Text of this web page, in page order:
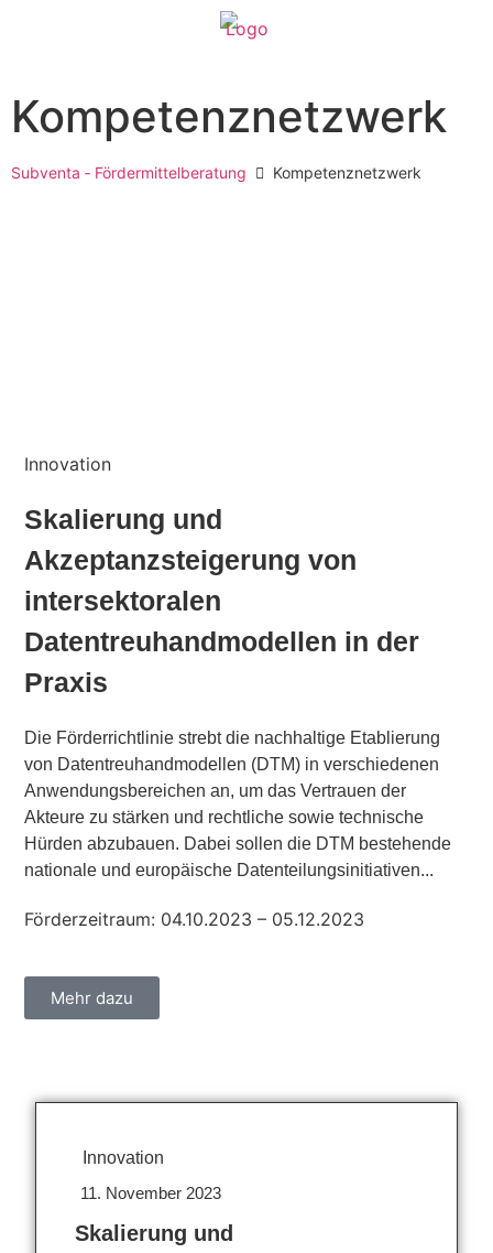
Kompetenznetzwerk
Subventa ‐ Fördermittelberatung Kompetenznetzwerk
Innovation
Skalierung und
Akzeptanzsteigerung von
intersektoralen
Datentreuhandmodellen in der
Praxis
Die Förderrichtlinie strebt die nachhaltige Etablierung
von Datentreuhandmodellen (DTM) in verschiedenen
Anwendungsbereichen an, um das Vertrauen der
Akteure zu stärken und rechtliche sowie technische
Hürden abzubauen. Dabei sollen die DTM bestehende
nationale und europäische Datenteilungsinitiativen...
Förderzeitraum: 04.10.2023 – 05.12.2023
Mehr dazu
Innovation
11. November 2023
Skalierung und